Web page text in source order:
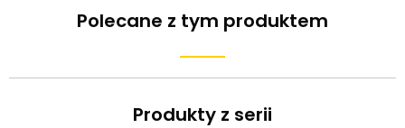
Polecane z tym produktem
Produkty z serii